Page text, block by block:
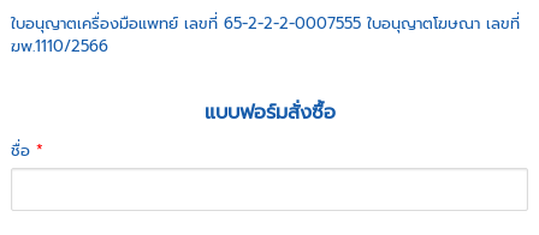
ใบอนุญาตเครื่องมือแพทย์ เลขที่ 65-2-2-2-0007555 ใบอนุญาตโฆษณา เลขที่
ฆพ.1110/2566
แบบฟอร์มสั่งซื้อ
ชื่อ*